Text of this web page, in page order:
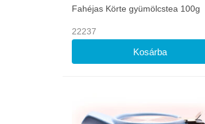
Fahéjas Körte gyümölcstea 100g
22237